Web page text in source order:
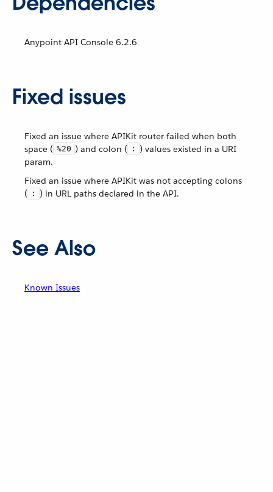
Anypoint API Console 6.2.6
Fixed issues
Fixed an issue where APIKit router failed when both
space ( %20 ) and colon ( :
) values existed in a URI
param.
Fixed an issue where APIKit was not accepting colons
(
: ) in URL paths declared in the API.
See Also
Known Issues